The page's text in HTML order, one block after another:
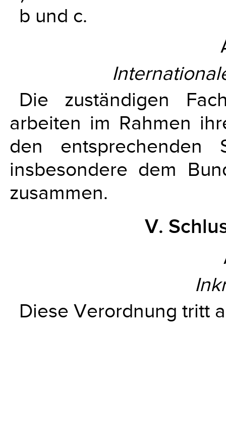
b und c.
Die zuständigen
arbeiten im Rahmen
den entsprechenden
insbesondere dem
zusammen.
V.
Diese Verordnung tritt